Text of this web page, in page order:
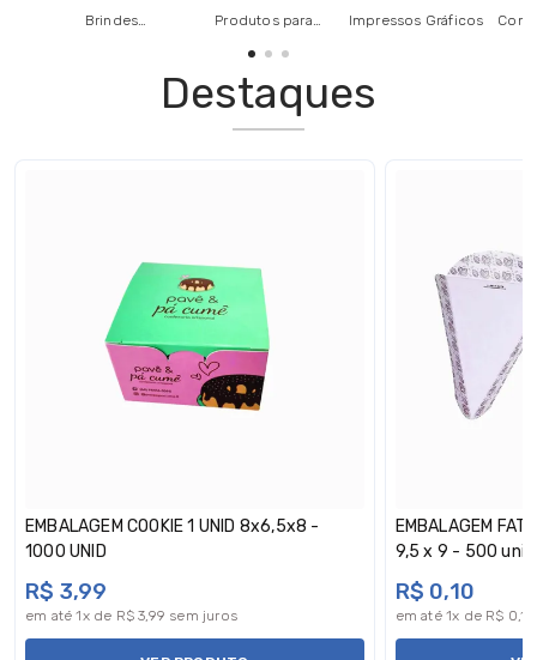
Brindes
Produtos para
Impressos Gráficos
Destaques
EMBALAGEM COOKIE 1 UNID 8x6,5x8 -
1000 UNID
R$ 3,99
em até 1x de R$ 3,99 sem juros
EMBALAGEM
9,5 x 9 - 500 unid
R$ 0,10
em até 1x de R$